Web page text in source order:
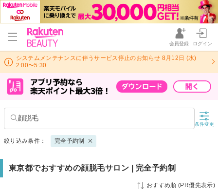
会員登録 ログイン
システムメンテナンスに伴うサービス停止のお知らせ 8月12日 (水)
2:00〜5:30
顔脱毛
条件変更
絞り込み条件： 完全予約制
東京都でおすすめの顔脱毛サロン | 完全予約制
おすすめ順 (PR優先表示)